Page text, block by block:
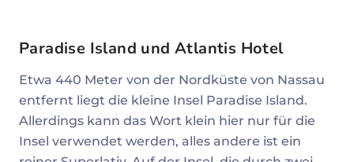
Paradise Island und Atlantis Hotel
Etwa 440 Meter von der Nordküste von Nassau
entfernt liegt die kleine Insel Paradise Island.
Allerdings kann das Wort klein hier nur für die
Insel verwendet werden, alles andere ist ein